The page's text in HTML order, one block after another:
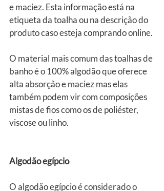
e maciez. Esta informação está na
etiqueta da toalha ou na descrição do
produto caso esteja comprando online.
O material mais comum das toalhas de
banho é o 100% algodão que oferece
alta absorção e maciez mas elas
também podem vir com composições
mistas de fios como os de poliéster,
viscose ou linho.
Algodão egípcio
O algodão egípcio é considerado o